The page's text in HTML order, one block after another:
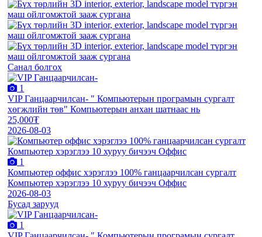
Санал болгох
1
VIP Ганцаарчилсан- " Компьютерын програмын сургалт
хөгжлийн төв" Компьютерын анхан шатнаас нь
25,000₮
2026-08-03
1
Компьютер оффис хэрэглээ 100% ганцаарчилсан сургалт
Компьютер хэрэглээ 10 хуруу бичээч Оффис
2026-08-03
Бусад зарууд
1